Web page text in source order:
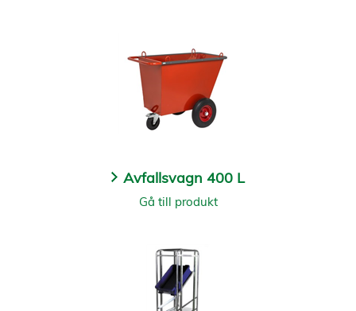
Avfallsvagn 400 L
Gå till produkt